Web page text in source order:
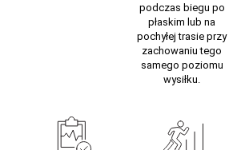
podczas biegu po
płaskim lub na
pochyłej trasie przy
zachowaniu tego
samego poziomu
wysiłku.